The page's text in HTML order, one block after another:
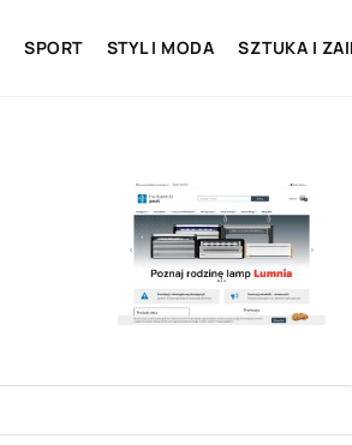
SPORT STYL I MODA SZTUKA I